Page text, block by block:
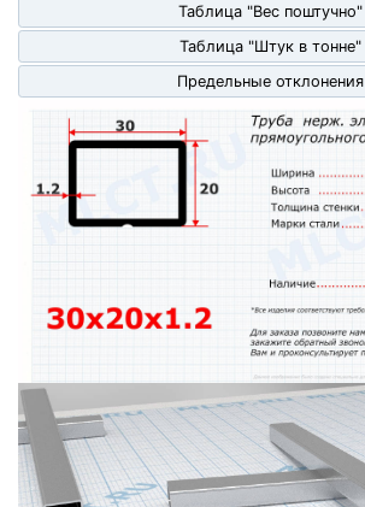
Таблица "Вес поштучно"
Таблица "Штук в тонне"
Предельные отклонения